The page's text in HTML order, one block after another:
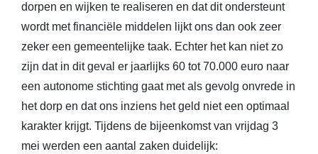
dorpen en wijken te realiseren en dat dit ondersteunt
wordt met financiële middelen lijkt ons dan ook zeer
zeker een gemeentelijke taak. Echter het kan niet zo
zijn dat in dit geval er jaarlijks 60 tot 70.000 euro naar
een autonome stichting gaat met als gevolg onvrede in
het dorp en dat ons inziens het geld niet een optimaal
karakter krijgt. Tijdens de bijeenkomst van vrijdag 3
mei werden een aantal zaken duidelijk: